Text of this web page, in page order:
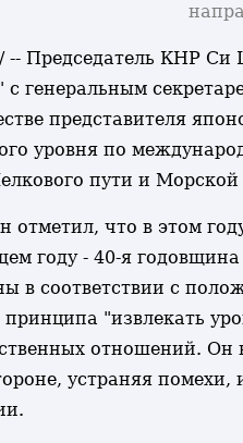
Председатель КНР Си
генеральным
представителя
уровня по
пути и
что в этом
году - 40-я
в соответствии с
"извлекать
отношений. Он
устраняя